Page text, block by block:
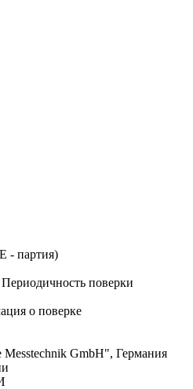
- партия)
поверки
о поверке
GmbH", Германия